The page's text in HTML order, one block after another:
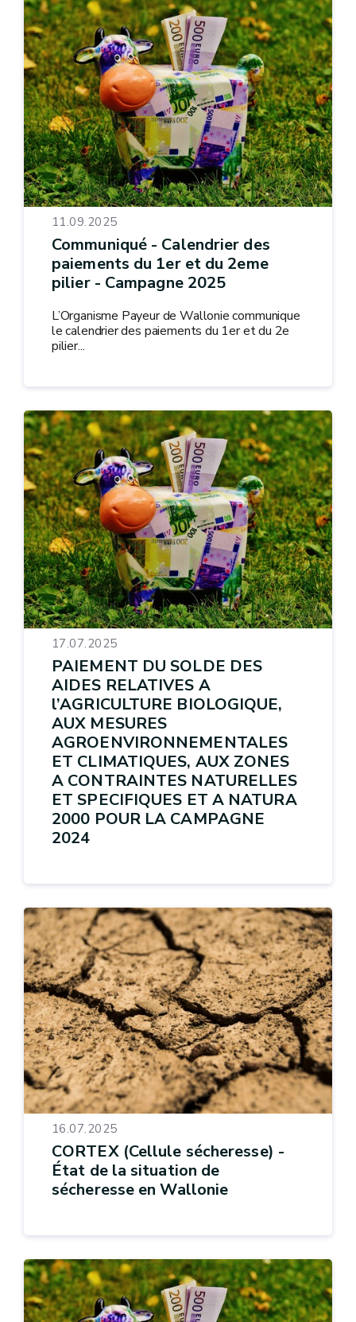
11.09.2025
Communiqué - Calendrier des
paiements du 1er et du 2eme
pilier - Campagne 2025
L’Organisme Payeur de Wallonie communique
le calendrier des paiements du 1er et du 2e
pilier...
17.07.2025
PAIEMENT DU SOLDE DES
AIDES RELATIVES A
l’AGRICULTURE BIOLOGIQUE,
AUX MESURES
AGROENVIRONNEMENTALES
ET CLIMATIQUES, AUX ZONES
A CONTRAINTES NATURELLES
ET SPECIFIQUES ET A NATURA
2000 POUR LA CAMPAGNE
2024
16.07.2025
CORTEX (Cellule sécheresse) -
État de la situation de
sécheresse en Wallonie